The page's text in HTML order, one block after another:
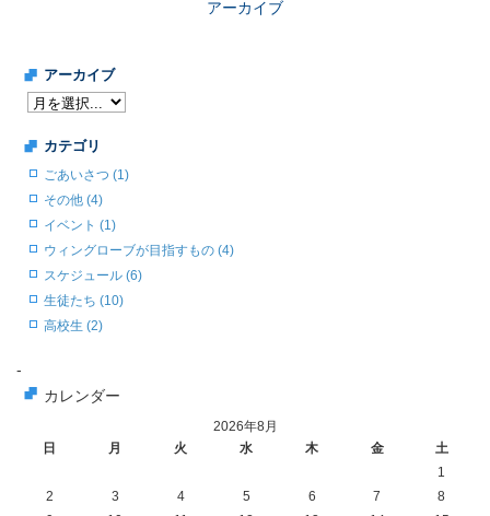
アーカイブ
アーカイブ
カテゴリ
ごあいさつ (1)
その他 (4)
イベント (1)
ウィングローブが目指すもの (4)
スケジュール (6)
生徒たち (10)
高校生 (2)
-
カレンダー
2026年8月
日
月 火 水 木 金
土
1
2
3 4 5 6 7
8